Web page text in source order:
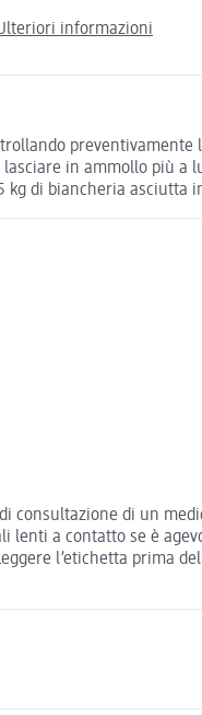
informazioni
preventivamente
in ammollo più
di biancheria asciutta
consultazione di un
lenti a contatto se è
l’etichetta prima